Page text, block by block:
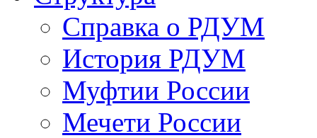
Справка о РДУМ
История РДУМ
Муфтии России
Мечети России